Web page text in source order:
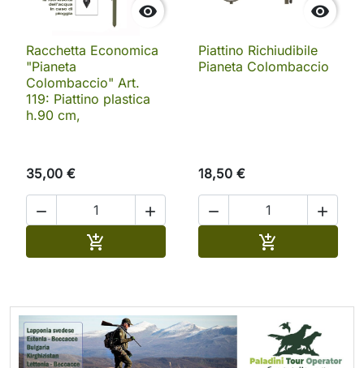

Racchetta Economica
"Pianeta
Colombaccio" Art.
119: Piattino plastica
h.90 cm,
35,00 €
 


Piattino Richiudibile
Pianeta Colombaccio
18,50 €
 
